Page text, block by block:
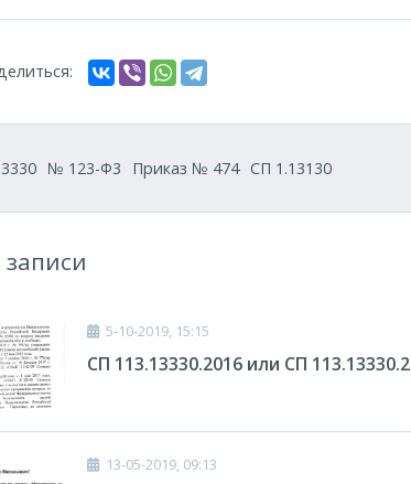
№ 123-Ф3 Приказ № 474 СП 1.13130
5-10-2019, 15:15
СП 113.13330.2016 или СП
13-05-2019, 09:13